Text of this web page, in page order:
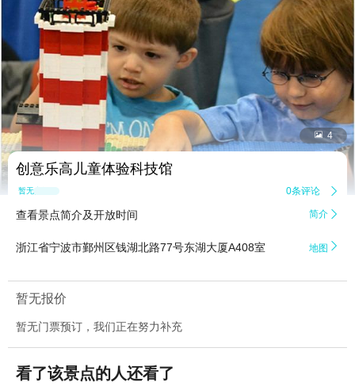
 4
创意乐高儿童体验科技馆
暂无点评 0条评论 
查看景点简介及开放时间 简介 
浙江省宁波市鄞州区钱湖北路77号东湖大厦A408室 地图 
暂无报价
暂无门票预订，我们正在努力补充
看了该景点的人还看了